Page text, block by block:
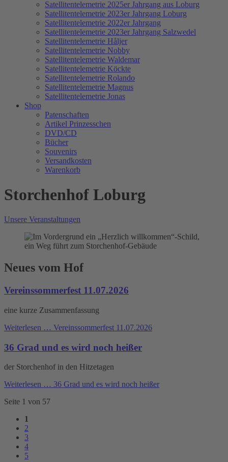
Satellitentelemetrie 2025er Jahrgang aus Loburg
Satellitentelemetrie 2023er Jahrgang Loburg
Satellitentelemetrie 2022er Jahrgang
Satellitentelemetrie 2023er Jahrgang Salzwedel
Satellitentelemetrie Håljer
Satellitentelemetrie Nobby
Satellitentelemetrie Waldemar
Satellitentelemetrie Köckte
Satellitentelemetrie Rolando
Satellitentelemetrie Magnus
Satellitentelemetrie Jonas
Shop
Patenschaften
Artikel Prinzesschen
DVD/CD
Bücher
Souvenirs
Versandkosten
Warenkorb
Storchenhof Loburg
Unsere Veranstaltungen
Neues vom Hof
Vereinssommerfest 11.07.2026
eine kurze Zusammenfassung
Weiterlesen … Vereinssommerfest 11.07.2026
36 Grad und es wird noch heißer
der Storchenhof in den Hitzetagen
Weiterlesen … 36 Grad und es wird noch heißer
Seite 1 von 57
1
2
3
4
5